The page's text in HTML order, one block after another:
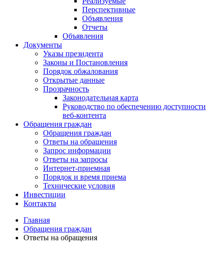
Перспективные
Объявления
Отчеты
Объявления
Документы
Указы президента
Законы и Постановления
Порядок обжалования
Открытые данные
Прозрачность
Законодательная карта
Руководство по обеспечению доступности
веб-контента
Обращения граждан
Обращения граждан
Ответы на обращения
Запрос информации
Ответы на запросы
Интернет-приемная
Порядок и время приема
Технические условия
Инвестиции
Контакты
Главная
Обращения граждан
Ответы на обращения